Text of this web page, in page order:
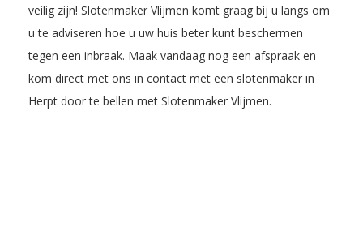
veilig zijn! Slotenmaker Vlijmen komt graag bij u langs om
u te adviseren hoe u uw huis beter kunt beschermen
tegen een inbraak. Maak vandaag nog een afspraak en
kom direct met ons in contact met een slotenmaker in
Herpt door te bellen met Slotenmaker Vlijmen.